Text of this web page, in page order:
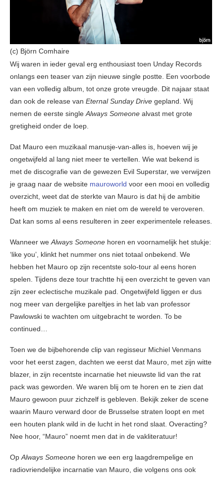
(c) Björn Comhaire
Wij waren in ieder geval erg enthousiast toen Unday Records
onlangs een teaser van zijn nieuwe single postte. Een voorbode
van een volledig album, tot onze grote vreugde. Dit najaar staat
dan ook de release van Eternal Sunday Drive gepland. Wij
nemen de eerste singleAlways Someone alvast met grote
gretigheid onder de loep.
Dat Mauro een muzikaal manusje-van-alles is, hoeven wij je
ongetwijfeld al lang niet meer te vertellen. Wie wat bekend is
met de discografie van de gewezen Evil Superstar, we verwijzen
je graag naar de website mauroworld voor een mooi en volledig
overzicht, weet dat de sterkte van Mauro is dat hij de ambitie
heeft om muziek te maken en niet om de wereld te veroveren.
Dat kan soms al eens resulteren in zeer experimentele releases.
Wanneer weAlways Someone horen en voornamelijk het stukje:
‘like you’, klinkt het nummer ons niet totaal onbekend. We
hebben het Mauro op zijn recentste solo-tour al eens horen
spelen. Tijdens deze tour trachtte hij een overzicht te geven van
zijn zeer eclectische muzikale pad. Ongetwijfeld liggen er dus
nog meer van dergelijke pareltjes in het lab van professor
Pawlowski te wachten om uitgebracht te worden. To be
continued…
Toen we de bijbehorende clip van regisseur Michiel Venmans
voor het eerst zagen, dachten we eerst dat Mauro, met zijn witte
blazer, in zijn recentste incarnatie het nieuwste lid van the rat
pack was geworden. We waren blij om te horen en te zien dat
Mauro gewoon puur zichzelf is gebleven. Bekijk zeker de scene
waarin Mauro verward door de Brusselse straten loopt en met
een houten plank wild in de lucht in het rond slaat. Overacting?
Nee hoor, “Mauro” noemt men dat in de vakliteratuur!
OpAlways Someone horen we een erg laagdrempelige en
radiovriendelijke incarnatie van Mauro, die volgens ons ook